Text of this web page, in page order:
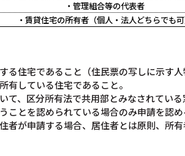
・管理組合等の代表者
・賃貸住宅の所有者（個人・法人どちらでも可
る住宅であること（住民票の写しに示す人
有している住宅であること。
て、区分所有法で共用部とみなされてい
ことを認められている場合のみ申請を認め
者が申請する場合、居住者とは原則、所有